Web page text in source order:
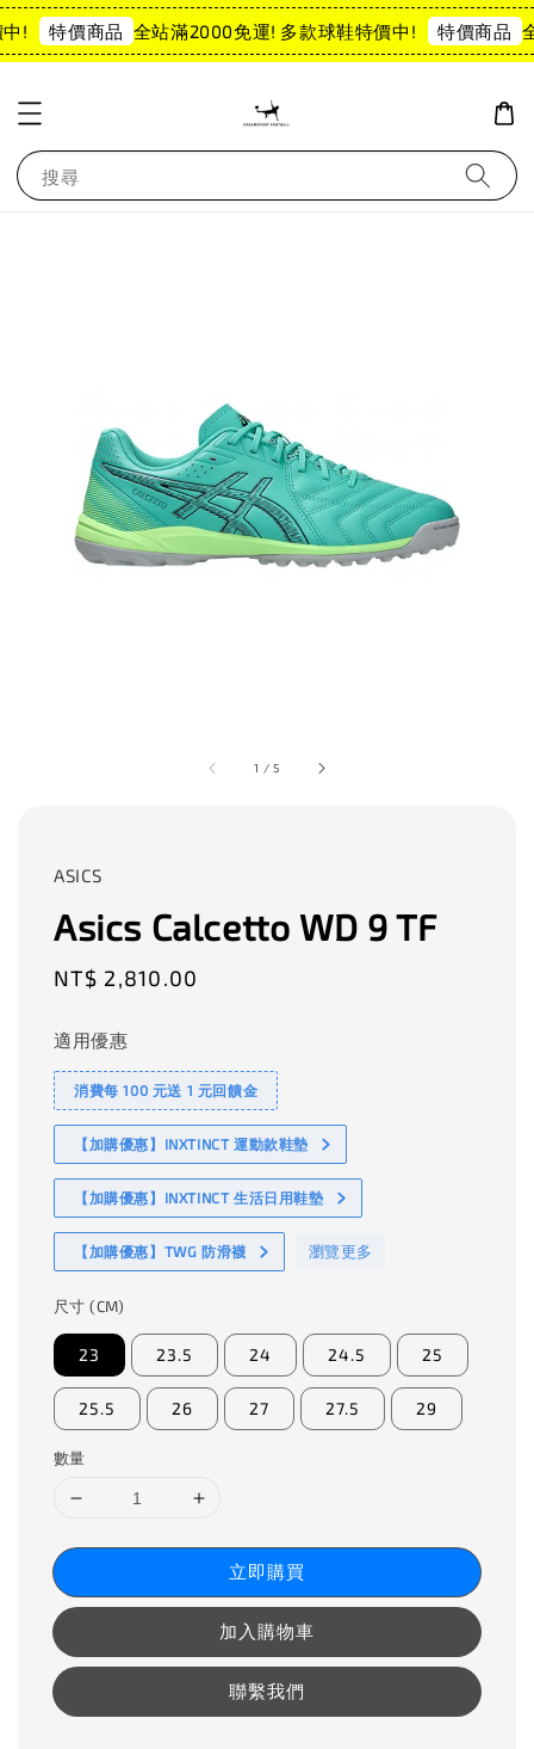
! 特價商品 全站滿2000免運! 多款球鞋特價中! 特價商品
搜尋
1 /5
ASICS
Asics Calcetto WD 9 TF
Regular
NT$ 2,810.00
適用優惠
消費每 100 元送 1 元回饋金
【加購優惠】INXTINCT 運動款鞋墊
【加購優惠】INXTINCT 生活日用鞋墊
【加購優惠】TWG 防滑襪 瀏覽更多
尺寸 (CM)
23 23.5 24 24.5 25
25.5 26 27 27.5 29
數量
立即購買
加入購物車
聯繫我們